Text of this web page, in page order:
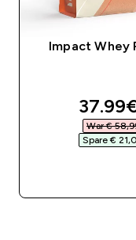
Impact Whey
War €
Spare €